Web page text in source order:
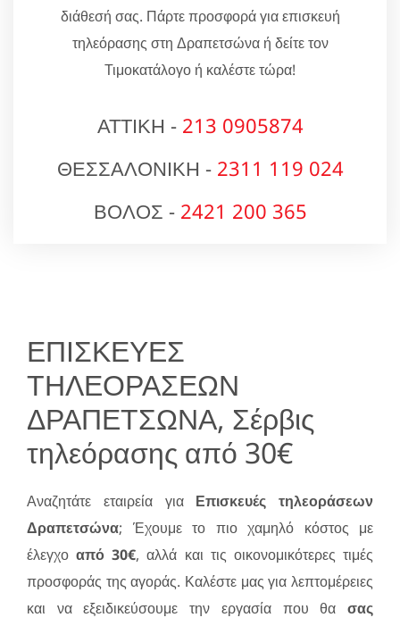
διάθεσή σας. Πάρτε προσφορά για επισκευή
τηλεόρασης στη Δραπετσώνα ή δείτε τον
Τιμοκατάλογο ή καλέστε τώρα!
ΑΤΤΙΚΗ - 213 0905874
ΘΕΣΣΑΛΟΝΙΚΗ - 2311 119 024
ΒΟΛΟΣ - 2421 200 365
ΕΠΙΣΚΕΥΕΣ
ΤΗΛΕΟΡΑΣΕΩΝ
ΔΡΑΠΕΤΣΩΝΑ, Σέρβις
τηλεόρασης από 30€
Αναζητάτε εταιρεία για Επισκευές τηλεοράσεων
Δραπετσώνα; Έχουμε το πιο χαμηλό κόστος με
έλεγχοαπό 30€, αλλά και τις οικονομικότερες τιμές
προσφοράς της αγοράς. Καλέστε μας για λεπτομέρειες
και να εξειδικεύσουμε την εργασία που θα σας